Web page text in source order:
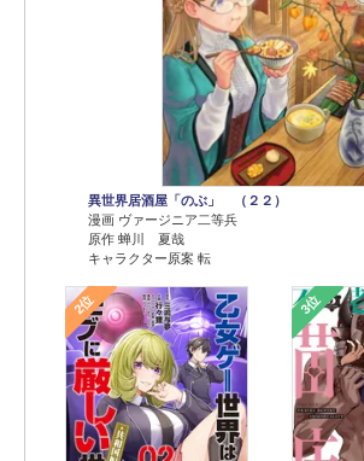
異世界居酒屋「のぶ」 （２２）
漫画 ヴァージニア二等兵
原作 蝉川 夏哉
キャラクター原案 転
2位 3位